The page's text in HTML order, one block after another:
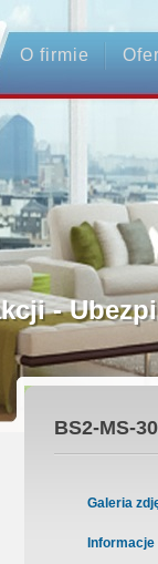
O firmie
-
BS2-MS-
Galeria
Informacje